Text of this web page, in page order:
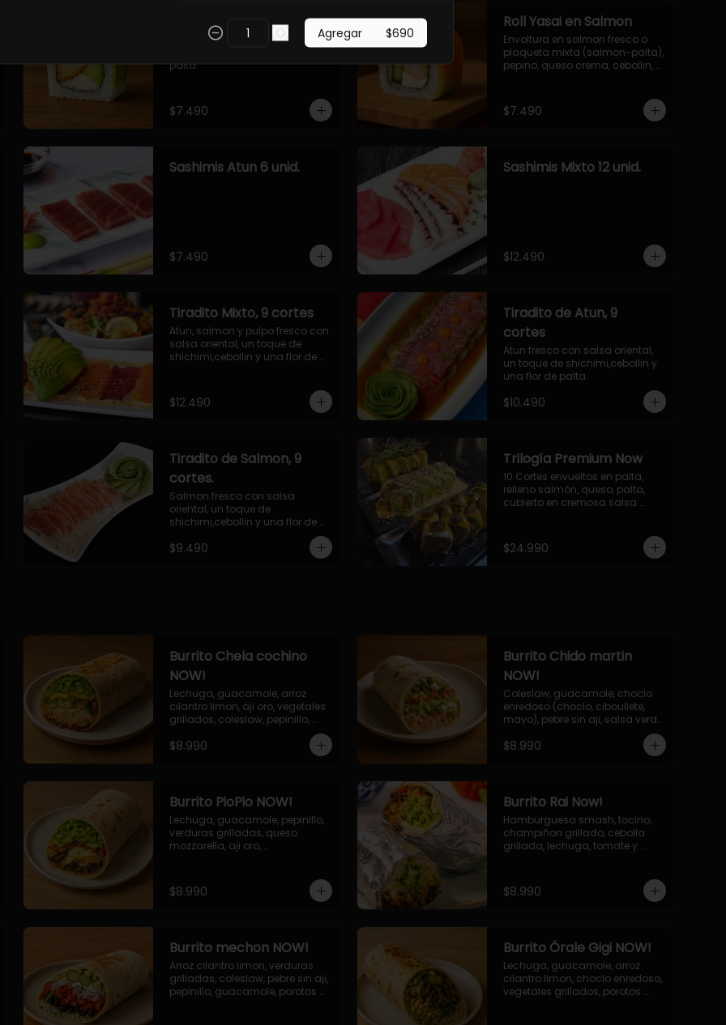
Roll Toriyaki Palta
Envoltura en palta, relleno con
palta.
$7.490
Roll Yasai en Salmon
Envoltura en salmon fresco o
plaqueta mixta (salmon-palta),
pepino, queso crema, cebollin,
$7.490
Sashimis Atun 6 unid.
$7.490
Sashimis Mixto 12 unid.
$12.490
Tiradito Mixto, 9 cortes
Atun, salmon y pulpo fresco con
salsa oriental, un toque de
shichimi,cebollin y una flor de
$12.490
Tiradito de Atun, 9
cortes
Atun fresco con salsa oriental,
un toque de shichimi,cebollin y
una flor de palta.
$10.490
Tiradito de Salmon, 9
cortes.
Salmon fresco con salsa
oriental, un toque de
shichimi,cebollin y una flor de
$9.490
Trilogía Premium Now
10 Cortes envueltos en palta,
relleno salmón, queso, palta,
cubierto en cremosa salsa
crema, relleno de pollo
apanado y palta, cubierto con
salmón.
$24.990
Burrito Chela cochino
NOW!
Lechuga, guacamole, arroz
cilantro limon, aji oro, vegetales
grillados, coleslaw, pepinillo,
$8.990
Burrito Chido martin
NOW!
Coleslaw, guacamole, choclo
enredoso (choclo, ciboullete,
mayo), pebre sin aji, salsa verde
jalapeño, queso mozzarella,
$8.990
Burrito PioPio NOW!
Lechuga, guacamole, pepinillo,
verduras grilladas, queso
mozzarella, aji oro,
$8.990
Burrito Rai Now!
Hamburguesa smash, tocino,
champiñon grillado, cebolla
grillada, lechuga, tomate y
now.
$8.990
Burrito mechon NOW!
Arroz cilantro limon, verduras
grilladas, coleslaw, pebre sin aji,
pepinillo, guacamole, porotos
Burrito Órale Gigi NOW!
Lechuga, guacamole, arroz
cilantro limon, choclo enredoso,
vegetales grillados, porotos
Agregar $690